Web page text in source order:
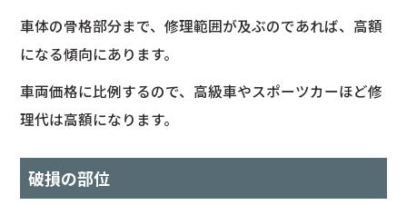
車体の骨格部分まで、修理範囲が及ぶのであれば、高額
になる傾向にあります。
車両価格に比例するので、高級車やスポーツカーほど修
理代は高額になります。
破損の部位